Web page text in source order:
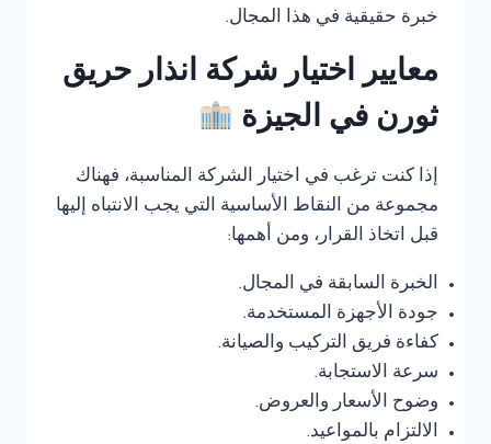
خبرة حقيقية في هذا المجال.
معايير اختيار شركة انذار حريق
ثورن في الجيزة
إذا كنت ترغب في اختيار الشركة المناسبة، فهناك
مجموعة من النقاط الأساسية التي يجب الانتباه إليها
قبل اتخاذ القرار، ومن أهمها:
الخبرة السابقة في المجال.
جودة الأجهزة المستخدمة.
كفاءة فريق التركيب والصيانة.
سرعة الاستجابة.
وضوح الأسعار والعروض.
الالتزام بالمواعيد.